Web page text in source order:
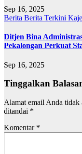
Sep 16, 2025
Berita Berita Terkini
Ditjen Bina
Pekalongan Perkuat
Sep 16, 2025
Tinggalkan
Alamat email Anda
ditandai *
Komentar *